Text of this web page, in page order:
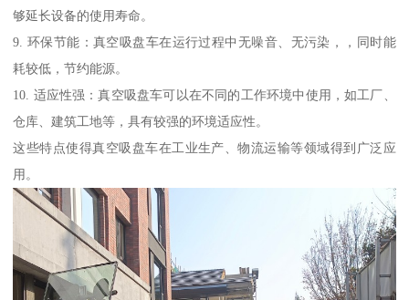
够延长设备的使用寿命。
9. 环保节能：真空吸盘车在运行过程中无噪音、无污染，，同时能
耗较低，节约能源。
10. 适应性强：真空吸盘车可以在不同的工作环境中使用，如工厂、
仓库、建筑工地等，具有较强的环境适应性。
这些特点使得真空吸盘车在工业生产、物流运输等领域得到广泛应
用。